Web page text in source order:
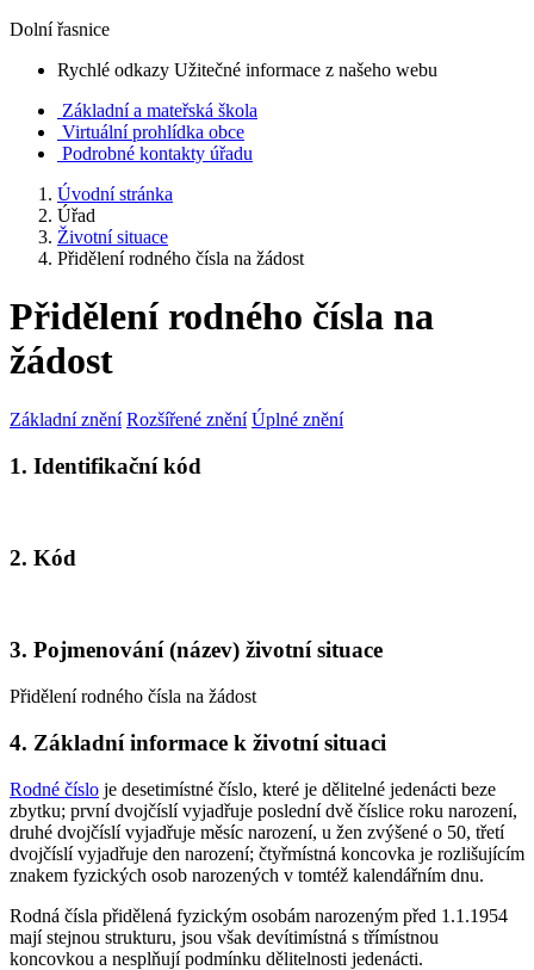
Dolní řasnice
Rychlé odkazy Užitečné informace z našeho webu
Základní a mateřská škola
Virtuální prohlídka obce
Podrobné kontakty úřadu
Úvodní stránka
Úřad
Životní situace
Přidělení rodného čísla na žádost
Přidělení rodného čísla na
žádost
Základní znění Rozšířené znění Úplné znění
1. Identifikační kód
2. Kód
3. Pojmenování (název) životní situace
Přidělení rodného čísla na žádost
4. Základní informace k životní situaci
Rodné číslo je desetimístné číslo, které je dělitelné jedenácti beze
zbytku; první dvojčíslí vyjadřuje poslední dvě číslice roku narození,
druhé dvojčíslí vyjadřuje měsíc narození, u žen zvýšené o 50, třetí
dvojčíslí vyjadřuje den narození; čtyřmístná koncovka je rozlišujícím
znakem fyzických osob narozených v tomtéž kalendářním dnu.
Rodná čísla přidělená fyzickým osobám narozeným před 1.1.1954
mají stejnou strukturu, jsou však devítimístná s třímístnou
koncovkou a nesplňují podmínku dělitelnosti jedenácti.